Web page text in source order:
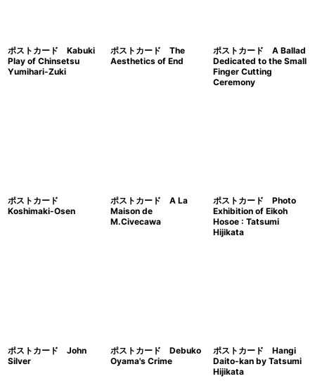
ポストカード Kabuki
Play of Chinsetsu
Yumihari-Zuki
ポストカード The
Aesthetics of End
ポストカード A Ballad
Dedicated to the Small
Finger Cutting
Ceremony
ポストカード
Koshimaki-Osen
ポストカード A La
Maison de
M.Civecawa
ポストカード Photo
Exhibition of Eikoh
Hosoe : Tatsumi
Hijikata
ポストカード John
Silver
ポストカード Debuko
Oyama's Crime
ポストカード Hangi
Daito-kan by Tatsumi
Hijikata